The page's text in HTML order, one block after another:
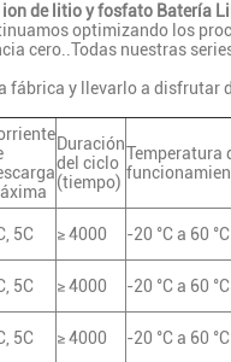
de litio y fosfato Batería
optimizando los
cero..Todas nuestras
y llevarlo a disfrutar
Duración
del ciclo
(tiempo)
Temperatura
5C ≥ 4000 -20 °C a 60 °C
5C ≥ 4000 -20 °C a 60 °C
5C ≥ 4000 -20 °C a 60 °C